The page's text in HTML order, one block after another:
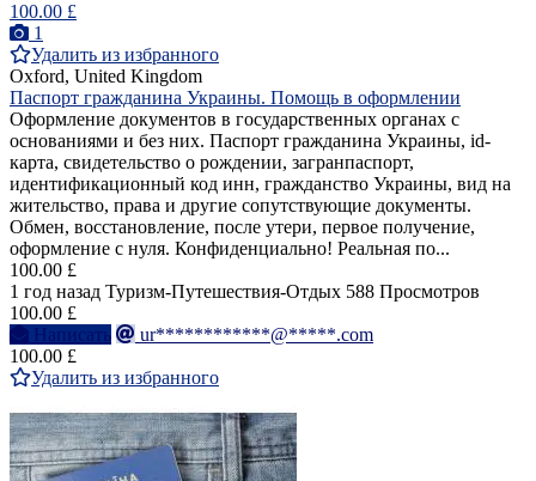
100.00 £
1
Удалить из избранного
Oxford, United Kingdom
Паспорт гражданина Украины. Помощь в оформлении
Оформление документов в государственных органах с
основаниями и без них. Паспорт гражданина Украины, id-
карта, свидетельство о рождении, загранпаспорт,
идентификационный код инн, гражданство Украины, вид на
жительство, права и другие сопутствующие документы.
Обмен, восстановление, после утери, первое получение,
оформление с нуля. Конфиденциально! Реальная по...
100.00 £
1 год назад Туризм-Путешествия-Отдых 588 Просмотров
100.00 £
Написать
ur************@*****.com
100.00 £
Удалить из избранного